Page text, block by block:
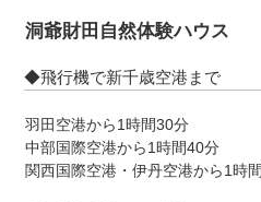
洞爺財田自然体験ハウス
◆飛行機で新千歳空港まで
羽田空港から1時間30分
中部国際空港から1時間40分
関西国際空港・伊丹空港から1時